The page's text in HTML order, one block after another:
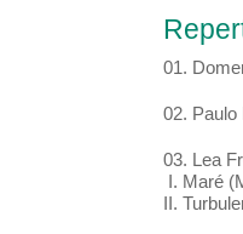
01.
02. Paulo
03. Lea
I. Maré
II.